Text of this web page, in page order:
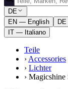
DE
EN — English
IT — Italiano
Teile
› Accessories
› Lichter
› Magicshine